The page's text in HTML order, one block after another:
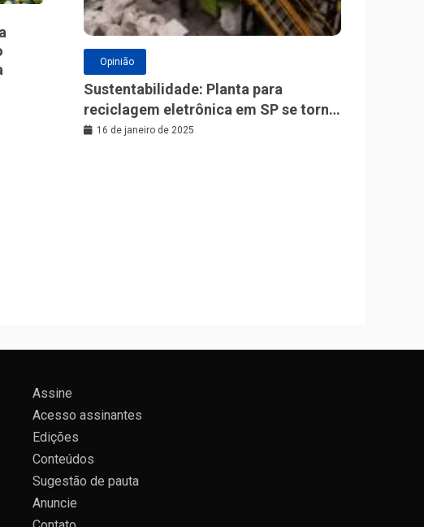
Opinião
Sustentabilidade: Planta para
reciclagem eletrônica em SP se torna
a maior da América Latina
16 de janeiro de 2025
Assine
Acesso assinantes
Edições
Conteúdos
Sugestão de pauta
Anuncie